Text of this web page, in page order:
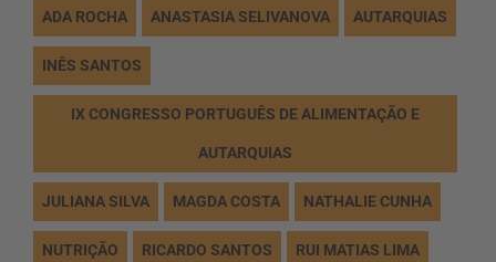
ADA ROCHA ANASTASIA SELIVANOVA AUTARQUIAS
INÊS SANTOS
IX CONGRESSO PORTUGUÊS DE ALIMENTAÇÃO E
AUTARQUIAS
JULIANA SILVA MAGDA COSTA NATHALIE CUNHA
NUTRIÇÃO RICARDO SANTOS RUI MATIAS LIMA